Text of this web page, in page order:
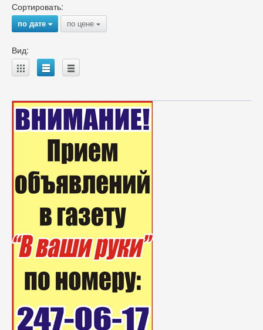
Сортировать:
по дате{ по цене {
Вид:
A B C